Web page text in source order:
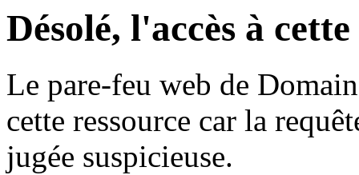
Désolé, l'accès à
Le pare-feu web de
cette ressource car la
jugée suspicieuse.